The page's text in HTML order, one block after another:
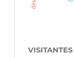
VISITANTES